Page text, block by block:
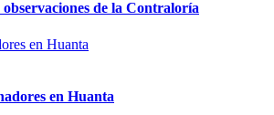
de la Contraloría
en Huanta